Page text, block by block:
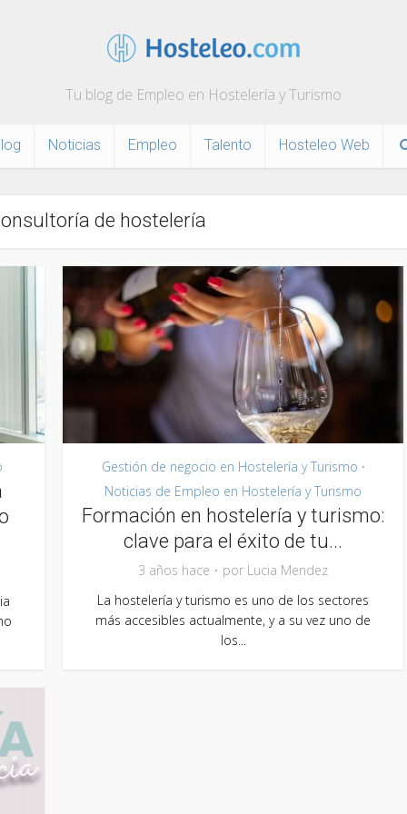
Tu blog de Empleo en Hostelería y Turismo
Noticias Empleo Talento Hosteleo Web
de hostelería
Gestión de negocio en Hostelería y Turismo •
Noticias de Empleo en Hostelería y Turismo
Formación en hostelería y turismo:
clave para el éxito de tu...
3 años hace por Lucia Mendez
La hostelería y turismo es uno de los sectores
más accesibles actualmente, y a su vez uno de
los...